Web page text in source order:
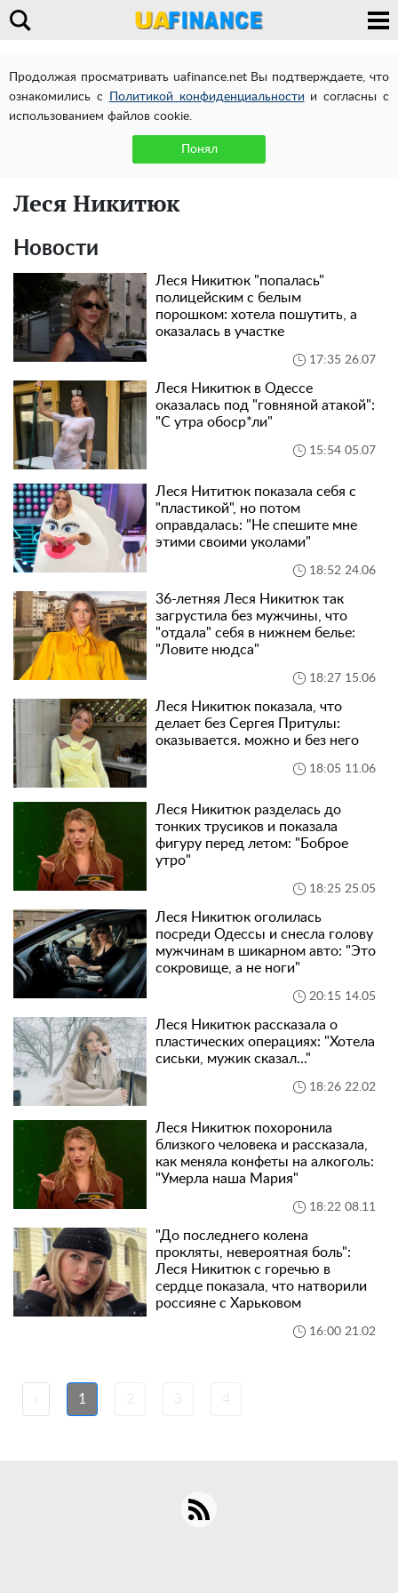
Продолжая просматривать uafinance.net Вы подтверждаете, что
ознакомились с
Политикой конфиденциальности и согласны с
использованием файлов cookie.
Понял
Леся Никитюк
Новости
Леся Никитюк "попалась"
полицейским с белым
порошком: хотела пошутить, а
оказалась в участке
17:35 26.07
Леся Никитюк в Одессе
оказалась под "говняной атакой":
"С утра обоср*ли"
15:54 05.07
Леся Нититюк показала себя с
"пластикой", но потом
оправдалась: "Не спешите мне
этими своими уколами"
18:52 24.06
36-летняя Леся Никитюк так
загрустила без мужчины, что
"отдала" себя в нижнем белье:
"Ловите нюдса"
18:27 15.06
Леся Никитюк показала, что
делает без Сергея Притулы:
оказывается. можно и без него
18:05 11.06
Леся Никитюк разделась до
тонких трусиков и показала
фигуру перед летом: "Боброе
утро"
18:25 25.05
Леся Никитюк оголилась
посреди Одессы и снесла голову
мужчинам в шикарном авто: "Это
сокровище, а не ноги"
20:15 14.05
Леся Никитюк рассказала о
пластических операциях: "Хотела
сиськи, мужик сказал..."
18:26 22.02
Леся Никитюк похоронила
близкого человека и рассказала,
как меняла конфеты на алкоголь:
"Умерла наша Мария"
18:22 08.11
"До последнего колена
прокляты, невероятная боль":
Леся Никитюк с горечью в
сердце показала, что натворили
россияне с Харьковом
16:00 21.02
1